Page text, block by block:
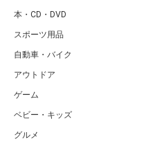
本・CD・DVD
スポーツ用品
自動車・バイク
アウトドア
ゲーム
ベビー・キッズ
グルメ